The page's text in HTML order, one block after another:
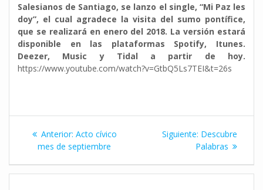
Salesianos de Santiago, se lanzo el single, “Mi Paz les
doy”, el cual agradece la visita del sumo pontífice,
que se realizará en enero del 2018. La versión estará
disponible en las plataformas Spotify, Itunes.
Deezer, Music y Tidal a partir de hoy.
https://www.youtube.com/watch?v=GtbQ5Ls7TEI&t=26s
Navegación
entradas
Anterior: Entrada
anterior:
Acto cívico
mes de septiembre
Siguiente: Siguiente
entrada:
Descubre
Palabras